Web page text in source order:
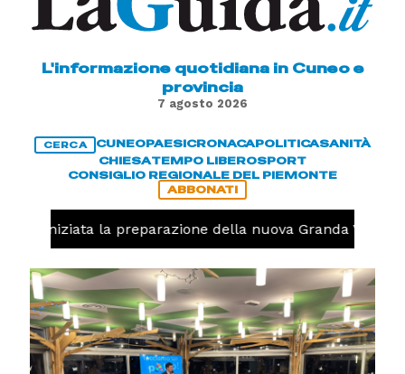
L'informazione quotidiana in Cuneo e
provincia
7 agosto 2026
CERCA CUNEOPAESICRONACAPOLITICASANITÀ
CHIESATEMPO LIBEROSPORT
CONSIGLIO REGIONALE DEL PIEMONTE
ABBONATI
iniziata la preparazione della nuova Granda Volley